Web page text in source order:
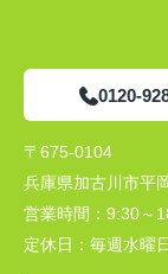
0120-
〒675-0104
兵庫県加古川市平
営業時間： 9:30～
定休日： 毎週水曜